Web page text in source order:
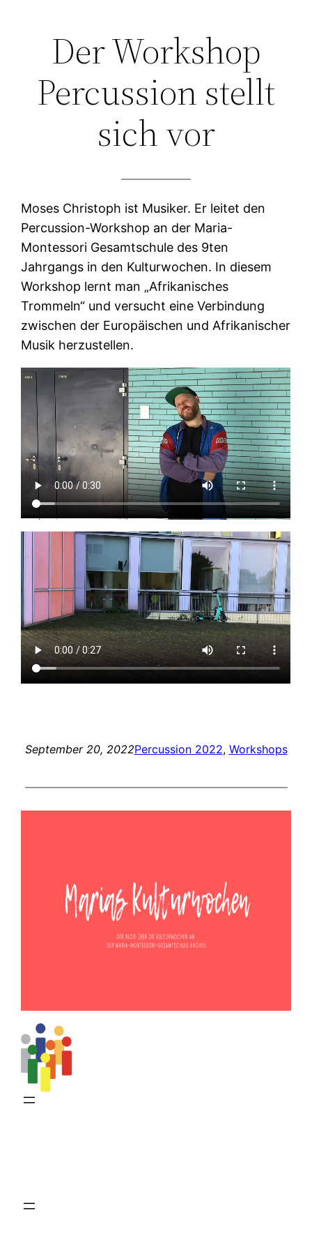
Der Workshop
Percussion stellt
sich vor
Moses Christoph ist Musiker. Er leitet den
Percussion-Workshop an der Maria-
Montessori Gesamtschule des 9ten
Jahrgangs in den Kulturwochen. In diesem
Workshop lernt man „Afrikanisches
Trommeln“ und versucht eine Verbindung
zwischen der Europäischen und Afrikanischer
Musik herzustellen.
September 20, 2022Percussion 2022, Workshops